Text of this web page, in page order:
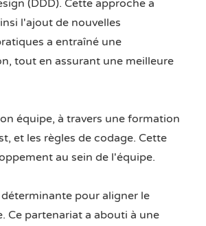
(DDD). Cette approche a
l'ajout de nouvelles
a entraîné une
tout en assurant une meilleure
équipe, à travers une formation
et les règles de codage. Cette
au sein de l'équipe.
pour aligner le
Ce partenariat a abouti à une